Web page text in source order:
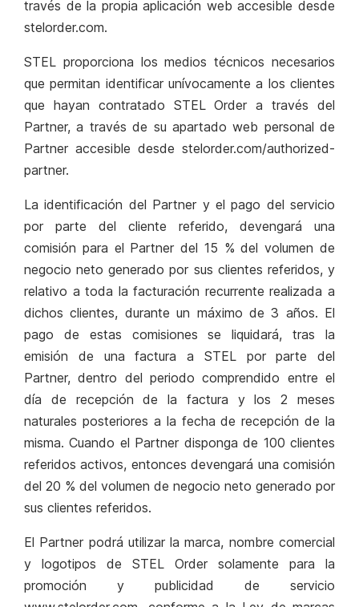
través de la propia aplicación web accesible desde
stelorder.com.
STEL proporciona los medios técnicos necesarios
que permitan identificar unívocamente a los clientes
que hayan contratado STEL Order a través del
Partner, a través de su apartado web personal de
Partner accesible desde stelorder.com/authorized-
partner.
La identificación del Partner y el pago del servicio
por parte del cliente referido, devengará una
comisión para el Partner del 15 % del volumen de
negocio neto generado por sus clientes referidos, y
relativo a toda la facturación recurrente realizada a
dichos clientes, durante un máximo de 3 años. El
pago de estas comisiones se liquidará, tras la
emisión de una factura a STEL por parte del
Partner, dentro del periodo comprendido entre el
día de recepción de la factura y los 2 meses
naturales posteriores a la fecha de recepción de la
misma. Cuando el Partner disponga de 100 clientes
referidos activos, entonces devengará una comisión
del 20 % del volumen de negocio neto generado por
sus clientes referidos.
El Partner podrá utilizar la marca, nombre comercial
y logotipos de STEL Order solamente para la
promoción y publicidad de servicio